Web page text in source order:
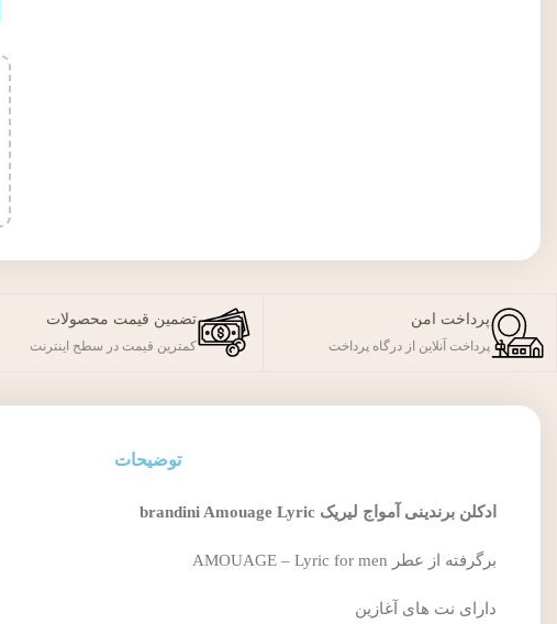
پرداخت امن
پرداخت آنلاین از درگاه پرداخت
تضمین قیمت محصولات
کمترین قیمت در سطح اینترنت
توضیحات
ادکلن برندینی آمواج لیریک brandini Amouage Lyric
برگرفته از عطر AMOUAGE – Lyric for men
دارای نت های آغازین